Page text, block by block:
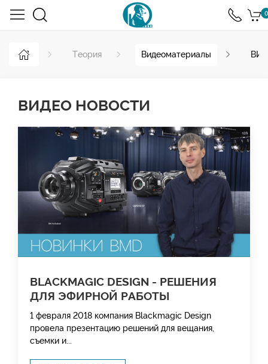
0
Теория Видеоматериалы
ВИДЕО НОВОСТИ
BLACKMAGIC DESIGN - РЕШЕНИЯ
ДЛЯ ЭФИРНОЙ РАБОТЫ
1 февраля 2018 компания Blackmagic Design
провела презентацию решений для вещания,
съемки и...